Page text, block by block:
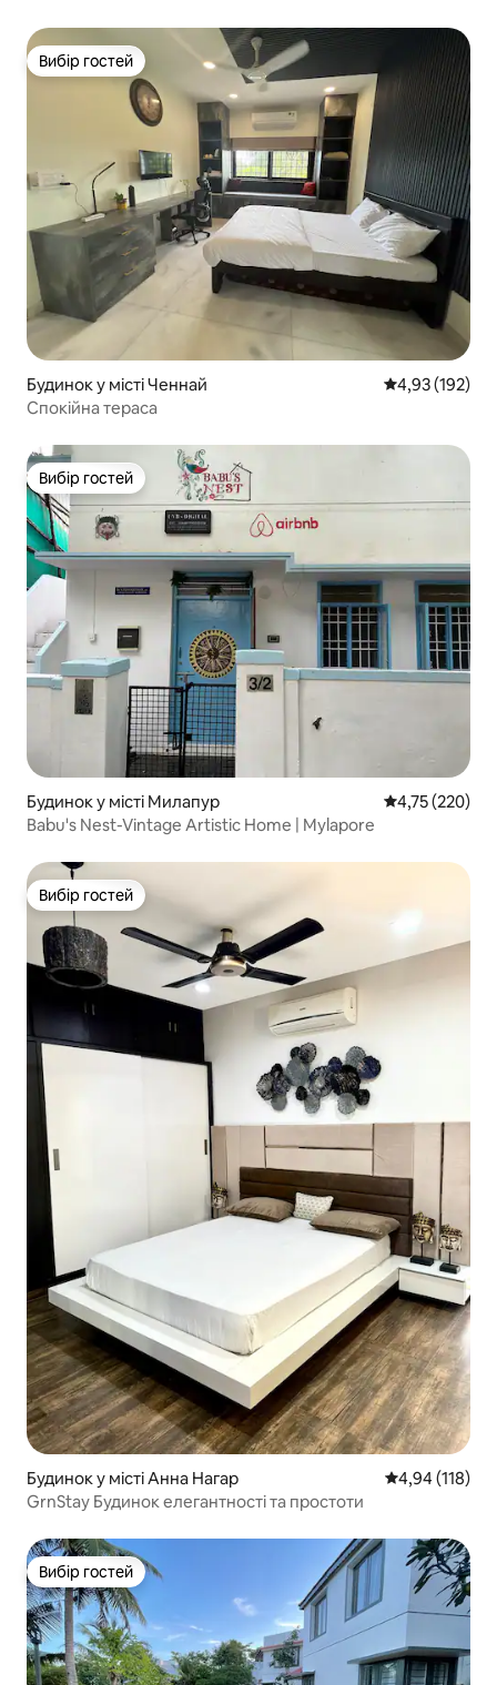
Вибір гостей
Вибір гостей
Будинок у місті Ченнай Середня
4,93 (192)
Спокійна тераса
Вибір гостей
Вибір гостей
Будинок у місті Милапур Середня
4,75 (220)
Babu's Nest-Vintage Artistic Home | Mylapore
Вибір гостей
Вибір гостей
Будинок у місті Анна Нагар Середня
4,94 (118)
GrnStay Будинок елегантності та простоти
Вибір гостей
Вибір гостей